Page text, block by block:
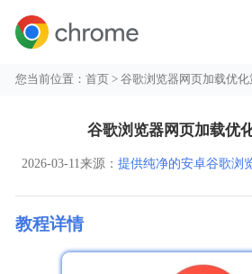
您当前位置：首页 > 谷歌浏览器网页加载优
谷歌浏览器网页加载优
2026-03-11来源： 提供纯净的安卓谷歌浏
教程详情